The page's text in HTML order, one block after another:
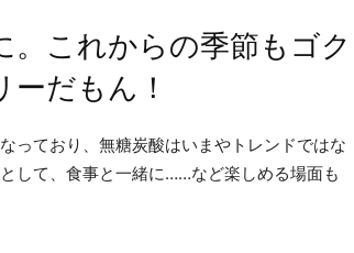
。これからの季節もゴク
だもん！
っており、無糖炭酸はいまやトレンドではな
して、食事と一緒に……など楽しめる場面も